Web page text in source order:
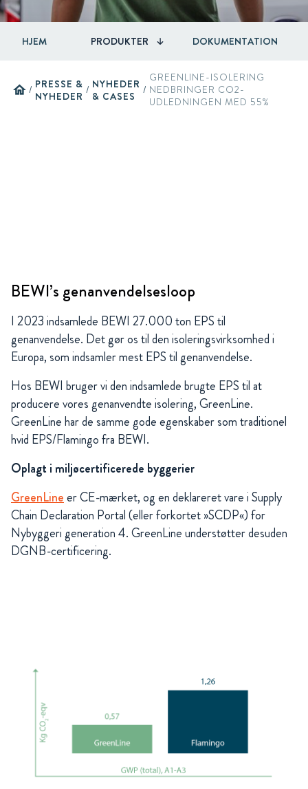
HJEM PRODUKTER DOKUMENTATION
home / PRESSE &
NYHEDER / NYHEDER
& CASES
/
GREENLINE-ISOLERING
NEDBRINGER CO2-
UDLEDNINGEN MED 55%
BEWI’s genanvendelsesloop
I 2023 indsamlede BEWI 27.000 ton EPS til
genanvendelse. Det gør os til den isoleringsvirksomhed i
Europa, som indsamler mest EPS til genanvendelse.
Hos BEWI bruger vi den indsamlede brugte EPS til at
producere vores genanvendte isolering, GreenLine.
GreenLine har de samme gode egenskaber som traditionel
hvid EPS/Flamingo fra BEWI.
Oplagt i miljøcertificerede byggerier
GreenLineer CE-mærket, og en deklareret vare i Supply
Chain Declaration Portal (eller forkortet »SCDP«) for
Nybyggeri generation 4. GreenLine understøtter desuden
DGNB-certificering.